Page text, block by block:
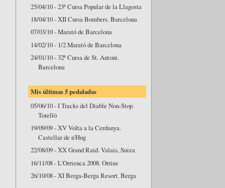
25/04/10 - 23ª Cursa Popular de la Llagosta
18/04/10 - XII Cursa Bombers. Barcelona
07/03/10 - Marató de Barcelona
14/02/10 - 1/2 Marató de Barcelona
24/01/10 - 32ª Cursa de St. Antoni.
Barcelona
Mis últimas 5 pedaladas
05/06/10 - I Tracks del Diable Non-Stop.
Torelló
19/09/09 - XV Volta a la Cerdanya.
Castellar de n'Hug
22/08/09 - XX Grand Raid. Valais, Suiza
16/11/08 - L'Orrienca 2008. Orrius
26/10/08 - XI Berga-Berga Resort. Berga